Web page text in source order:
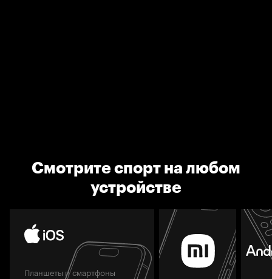
Смотрите спорт на любом
устройстве
Планшеты и смартфоны